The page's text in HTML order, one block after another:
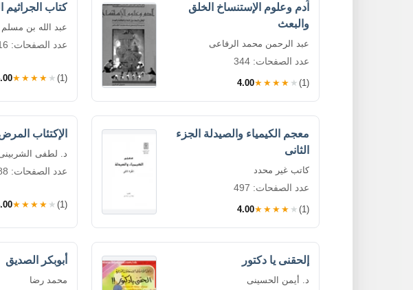
آدم وعلوم الإستنساخ الخلق
والبعث
عبد الرحمن محمد الرفاعى
عدد الصفحات: 344
4.00★★★★★ (1)
كتاب الجراثيم
عبد الله بن مسلم
عدد الصفحات: 516
★★★★★ (1)
معجم الكيمياء والصيدلة الجزء
الثانى
كاتب غير محدد
عدد الصفحات: 497
4.00★★★★★ (1)
الإكتئاب
د. لطفى
عدد الصفحات: 288
★★★★★ (1)
إلحقنى يا دكتور
د. أيمن الحسينى
أبوبكر الصديق
محمد رضا